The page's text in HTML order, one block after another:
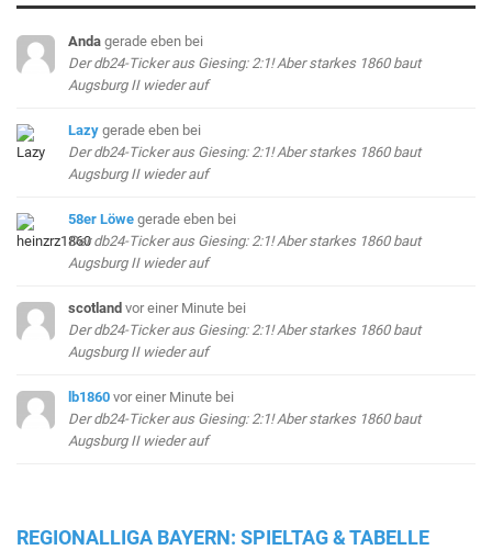
Anda gerade eben bei
Der db24-Ticker aus Giesing: 2:1! Aber starkes 1860 baut
Augsburg II wieder auf
Lazy gerade eben bei
Der db24-Ticker aus Giesing: 2:1! Aber starkes 1860 baut
Augsburg II wieder auf
58er Löwe gerade eben bei
Der db24-Ticker aus Giesing: 2:1! Aber starkes 1860 baut
Augsburg II wieder auf
scotland vor einer Minute bei
Der db24-Ticker aus Giesing: 2:1! Aber starkes 1860 baut
Augsburg II wieder auf
lb1860 vor einer Minute bei
Der db24-Ticker aus Giesing: 2:1! Aber starkes 1860 baut
Augsburg II wieder auf
REGIONALLIGA BAYERN: SPIELTAG & TABELLE